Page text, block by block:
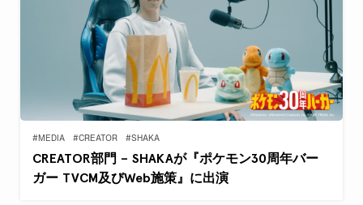
#MEDIA #CREATOR #SHAKA
CREATOR部門 – SHAKAが『ポケモン30周年バー
ガー TVCM及びWeb施策』に出演